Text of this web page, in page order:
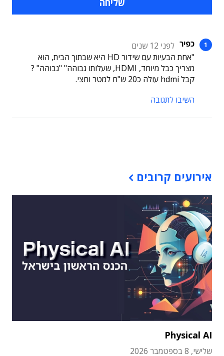
כפיר לפני 12 שנים
"אחת הבעיות עם שידור HD היא שבתוך הבית, הוא
מצריך כבל מיוחד, HDMI, שעלותו גבוהה" "גבוהה" ?
קבל hdmi עולה כ20 ש"ח למטר וחצי.
השיבו לתגובה
אירועים קרובים
Physical AI
שלישי, 8 בספטמבר 2026